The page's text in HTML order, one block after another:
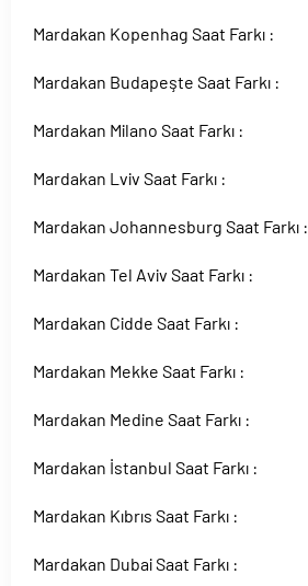
Mardakan Kopenhag Saat Farkı :
Mardakan Budapeşte Saat Farkı :
Mardakan Milano Saat Farkı :
Mardakan Lviv Saat Farkı :
Mardakan Johannesburg Saat Farkı :
Mardakan Tel Aviv Saat Farkı :
Mardakan Cidde Saat Farkı :
Mardakan Mekke Saat Farkı :
Mardakan Medine Saat Farkı :
Mardakan İstanbul Saat Farkı :
Mardakan Kıbrıs Saat Farkı :
Mardakan Dubai Saat Farkı :